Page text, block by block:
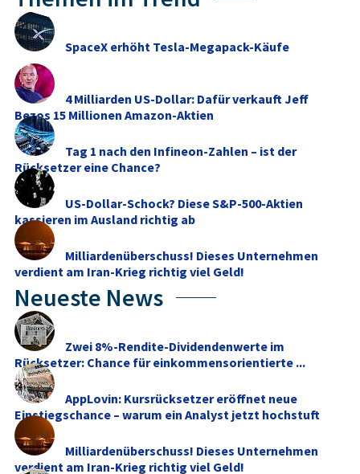
SpaceX erhöht Tesla-Megapack-Käufe
4 Milliarden US-Dollar: Dafür verkauft Jeff
Bezos 15 Millionen Amazon-Aktien
Tag 1 nach den Infineon-Zahlen – ist der
Rücksetzer eine Chance?
US-Dollar-Schock? Diese S&P-500-Aktien
kassieren im Ausland richtig ab
Milliardenüberschuss! Dieses Unternehmen
verdient am Iran-Krieg richtig viel Geld!
Neueste News
Zwei 8%-Rendite-Dividendenwerte im
Rücksetzer: Chance für einkommensorientierte ...
AppLovin: Kursrücksetzer eröffnet neue
Einstiegschance – warum ein Analyst jetzt hochstuft
Milliardenüberschuss! Dieses Unternehmen
verdient am Iran-Krieg richtig viel Geld!